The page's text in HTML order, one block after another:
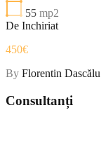
55 mp2
De Inchiriat
450€
By Florentin Dascălu
Consultanți